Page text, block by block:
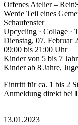
Offenes Atelier –
Werde Teil eines
Schaufenster
Upcycling · Collage ·
Dienstag, 07. Februar
09:00 bis 21:00 Uhr
Kinder von 5 bis 7
Kinder ab 8 Jahre,
Eintritt für ca. 1 bis 2
Anmeldung direkt bei
13.01.2023